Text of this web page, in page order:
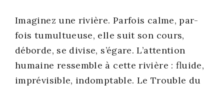
Ima­gi­nez une rivière. Par­fois calme, par­
fois tumul­tueuse, elle suit son cours,
déborde, se divise, s’égare. L’attention
humaine res­semble à cette rivière : fluide,
impré­vi­sible, indomp­table. Le Trouble du